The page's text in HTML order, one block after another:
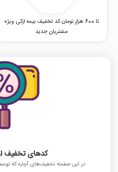
تا 600 هزار تومان کد تخفیف بیمه ازکی ویژه
مشتریان جدید
کدهای تخفیف
در این صفحه تخفیف‌های آچاره که